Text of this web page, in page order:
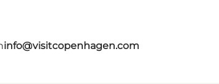
info@visitcopenhagen.com